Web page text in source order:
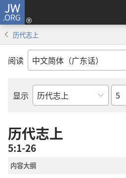
JW.ORG
历代志上
阅读
显示
圣
经
卷
章
历代志上
5:1-26
内容大纲